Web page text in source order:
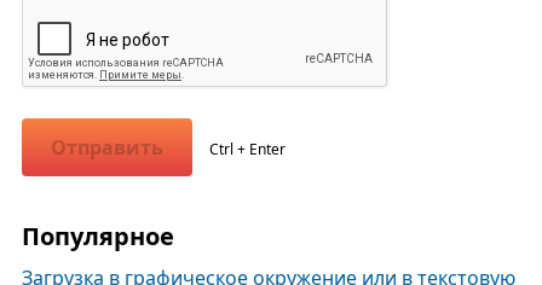
Отправить Ctrl + Enter
Популярное
Загрузка в графическое окружение или в текстовую